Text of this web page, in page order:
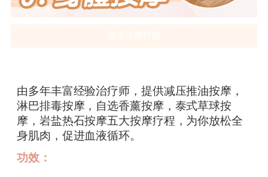
由多年丰富经验治疗师，提供减压推油按摩，
淋巴排毒按摩，自选香薰按摩，泰式草球按
摩，岩盐热石按摩五大按摩疗程，为你放松全
身肌肉，促进血液循环。
功效：